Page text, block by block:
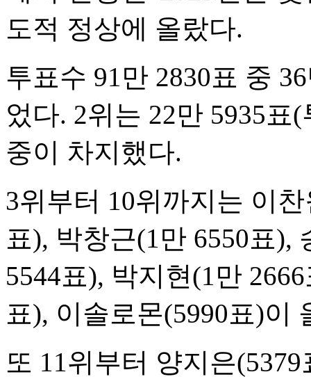
도적 정상에 올랐다.
투표수 91만 2830표 중
었다. 2위는 22만 5935표
중이 차지했다.
3위부터 10위까지는 이
표), 박창근(1만 6550표),
5544표), 박지현(1만
표), 이솔로몬(5990표)이
또 11위부터 양지은